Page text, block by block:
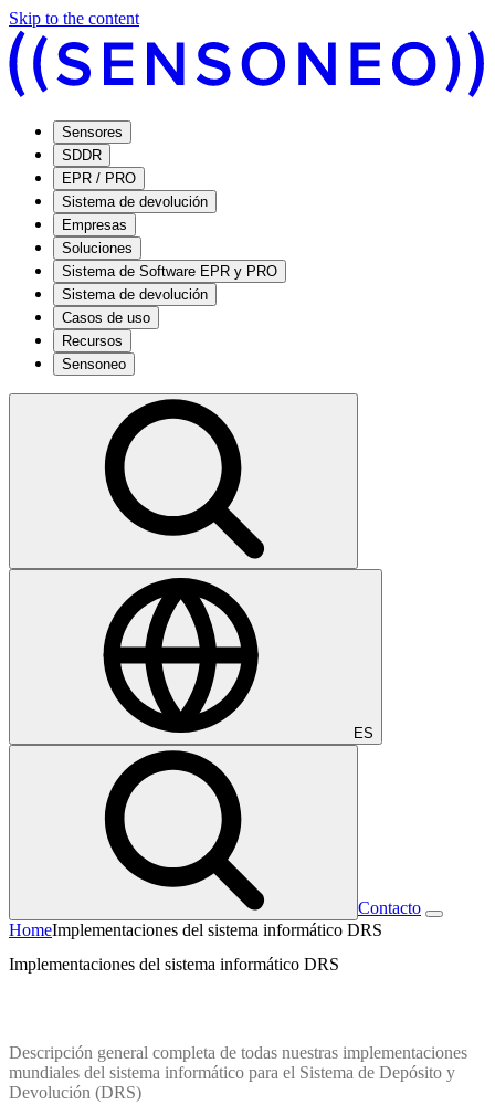
Skip to the content
Sensores
SDDR
EPR / PRO
Sistema de devolución
Empresas
Soluciones
Sistema de Software EPR y PRO
Sistema de devolución
Casos de uso
Recursos
Sensoneo
ES
Contacto
HomeImplementaciones del sistema informático DRS
Implementaciones del sistema informático DRS
Descripción general completa de todas nuestras implementaciones
mundiales del sistema informático para el Sistema de Depósito y
Devolución (DRS)